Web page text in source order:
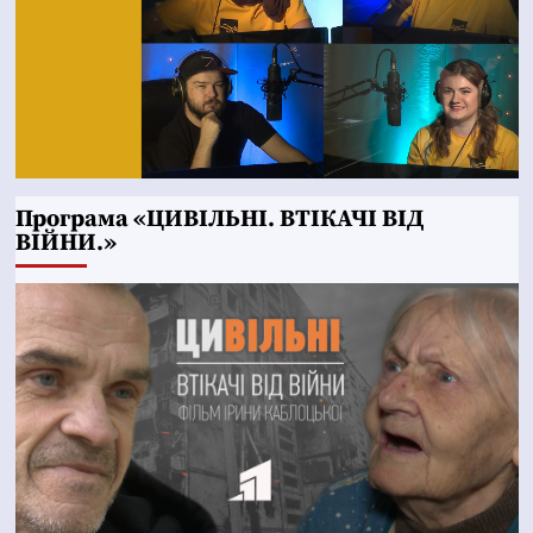
Програма «ЦИВІЛЬНІ. ВТІКАЧІ ВІД
ВІЙНИ.»